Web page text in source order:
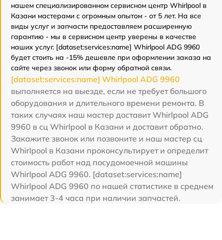
нашем специализированном сервисном центр Whirlpool в
Казани мастерами с огромным опытом - от 5 лет. На все
виды услуг и запчасти предоставляем расширенную
гарантию - мы в сервисном центр уверены в качестве
наших услуг. [dataset:services:name] Whirlpool ADG 9960
будет стоить на -15% дешевле при оформлении заказа на
сайте через звонок или форму обратной связи.
[dataset:services:name] Whirlpool ADG 9960
выполняется на выезде, если не требует большого
оборудования и длительного времени ремонта. В
таких случаях наш мастер доставит Whirlpool ADG
9960 в сц Whirlpool в Казани и доставит обратно.
Закажите звонок или позвоните и наш мастер сц
Whirlpool в Казани проконсультирует и определит
стоимость работ над посудомоечной машины
Whirlpool ADG 9960. [dataset:services:name]
Whirlpool ADG 9960 по нашей статистике в среднем
занимает 3-4 часа при наличии запчастей.